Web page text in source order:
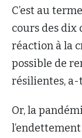
C’est au
cours des dix
réaction à la
possible de
résilientes,
Or, la